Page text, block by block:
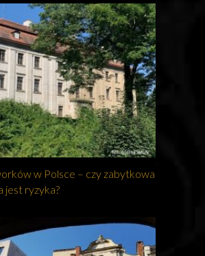
w Polsce – czy zabytkowa
jest ryzyka?